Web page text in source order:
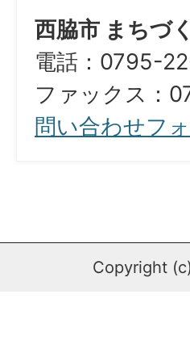
西脇市 まちづ
電話：0795-
ファックス：
問い合わせフ
Copyright